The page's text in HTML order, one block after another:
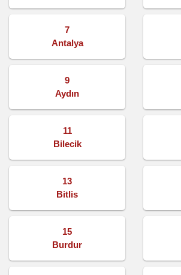
7
Antalya
9
Aydın
11
Bilecik
13
Bitlis
15
Burdur